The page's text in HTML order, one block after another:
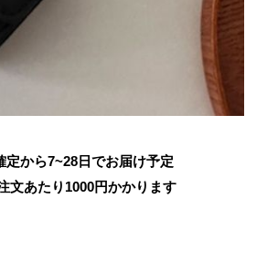
定から7~28日でお届け予定
文あたり 1000円かかります